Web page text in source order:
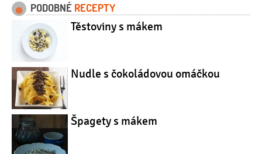
PODOBNÉ RECEPTY
Těstoviny s mákem
Nudle s čokoládovou omáčkou
Špagety s mákem